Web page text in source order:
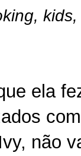
ela
não